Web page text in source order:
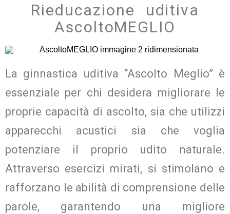
Rieducazione uditiva
AscoltoMEGLIO
La ginnastica uditiva “Ascolto Meglio” è
essenziale per chi desidera migliorare le
proprie capacità di ascolto, sia che utilizzi
apparecchi acustici sia che voglia
potenziare il proprio udito naturale.
Attraverso esercizi mirati, si stimolano e
rafforzano le abilità di comprensione delle
parole, garantendo una migliore